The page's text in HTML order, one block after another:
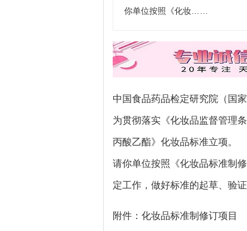
你单位按照《化妆……
中国食品药品检定研究院（国
为贯彻落实《化妆品监督管理
丙酸乙酯》化妆品标准立项。
请你单位按照《化妆品标准制
定工作，做好标准的起草、验
附件：化妆品标准制修订项目